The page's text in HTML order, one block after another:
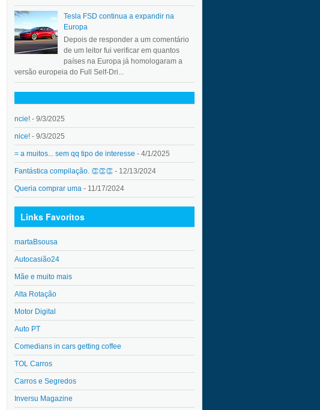
Tesla FSD continua a expandir na
Europa
Depois de responder a um comentário
de um leitor fui verificar em quantos
países na Europa já homologaram a
versão europeia do Full Self-Dri...
ncie! - 9/3/2025
nice! - 9/3/2025
= a muitos... sem qq tipo de interesse - 4/1/2025
Fantástica compilação. 👏👏👏 - 12/13/2024
Queria comprar uma - 11/17/2024
Links Favoritos
martaBsousa
Autocasião24
Mãe e muito mais
Alta Rotação
Motor Digital
Auto PT
Comedians in cars getting coffee
TOL Carros
Carros e Segredos
Inversu Magazine